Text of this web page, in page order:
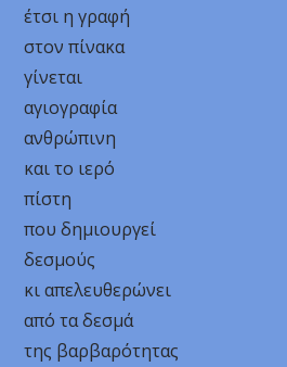
έτσι η γραφή
στον πίνακα
γίνεται
αγιογραφία
ανθρώπινη
και το ιερό
πίστη
που δημιουργεί
δεσμούς
κι απελευθερώνει
από τα δεσμά
της βαρβαρότητας